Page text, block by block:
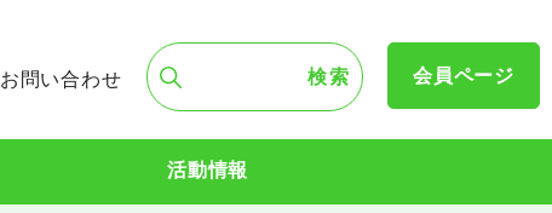
お問い合わせ 会員ページ
活動情報